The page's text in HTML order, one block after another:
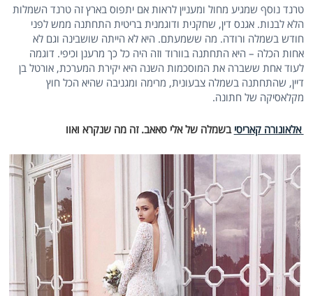
טרנד נוסף שמגיע מחול ומעניין לראות אם יתפוס בארץ זה טרנד השמלות
הלא לבנות. אגנס דין, שחקנית ודוגמנית בריטית התחתנה ממש לפני
חודש בשמלה ורודה. מה ששמעתם. היא לא הייתה שושבינה וגם לא
אחות הכלה – היא התחתנה בוורוד וזה היה כל כך מרענן וכיפי. דוגמה
לעוד אחת ששברה את המוסכמות השנה היא יקירת המערכת, אורטל בן
דיין, שהתחתנה בשמלה צבעונית, מרימה ומגניבה שהיא הכל חוץ
מקלאסיקה של חתונה.
אלאונורה קאריסיבשמלה של אלי סאאב. זה מה שנקרא ואוו